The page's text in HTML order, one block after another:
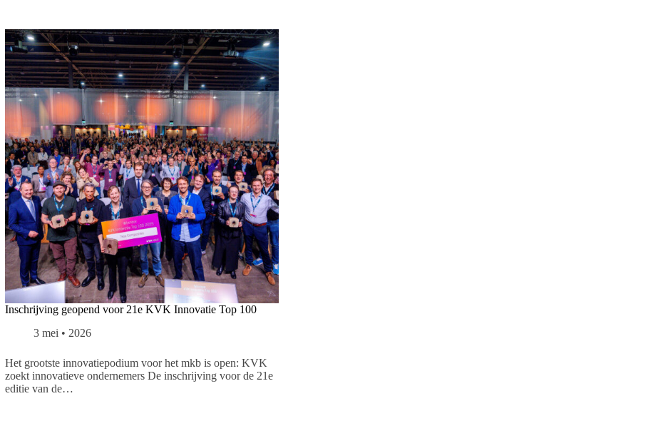
Inschrijving geopend voor 21e KVK Innovatie Top 100
3 mei • 2026
Het grootste innovatiepodium voor het mkb is open: KVK
zoekt innovatieve ondernemers De inschrijving voor de 21e
editie van de…